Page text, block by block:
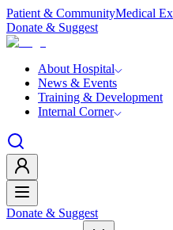
Patient & CommunityMedical
Donate & Suggest
About Hospital
News & Events
Training & Development
Internal Corner
Donate & Suggest